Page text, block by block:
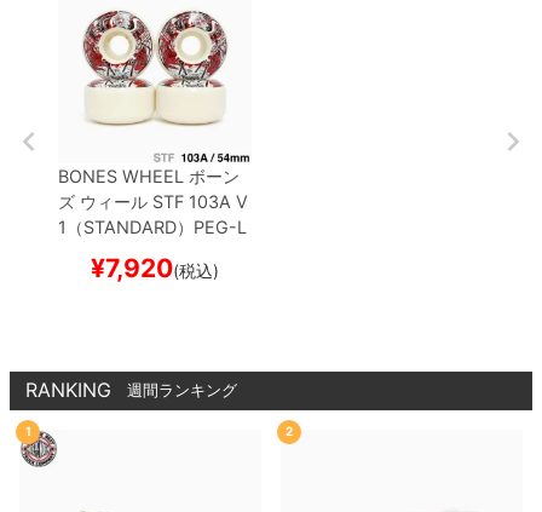
BONES WHEEL ボーン
ズ ウィール STF 103A V
1（STANDARD） PEG-L
トボード スケボー
¥7,920(税込)
RANKING 週間ランキング
1 2